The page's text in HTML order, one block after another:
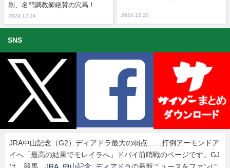
則、名門調教師絶賛の穴馬！
2024.12.24 2024.12.20
SNS
JRA中山記念（G2）ディアドラ最大の弱点……打倒アーモンドア
イへ「最高の結果でモレイラへ」ドバイ前哨戦のページです。GJ